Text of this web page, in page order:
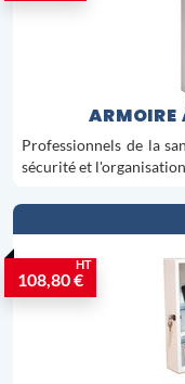
ARMOIRE
Professionnels de la
sécurité et
108,80 €
HT